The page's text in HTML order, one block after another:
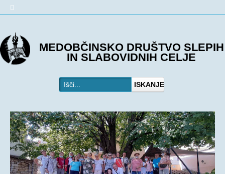
MEDOBČINSKO DRUŠTVO SLEPIH
IN SLABOVIDNIH CELJE
ISKANJE
O DRUŠTVU
Predstavitev
Včlanitev
PROGRAMI
Programi društva
Ohranjevanje zdravja